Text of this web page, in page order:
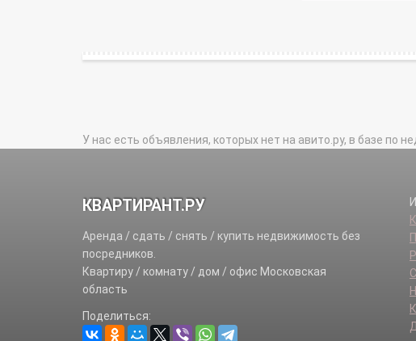
У нас есть объявления, которых нет на авито.ру, в базе по
КВАРТИРАНТ.РУ
Аренда / сдать / снять / купить недвижимость без
посредников.
Квартиру / комнату / дом / офис Московская
область
Поделиться: